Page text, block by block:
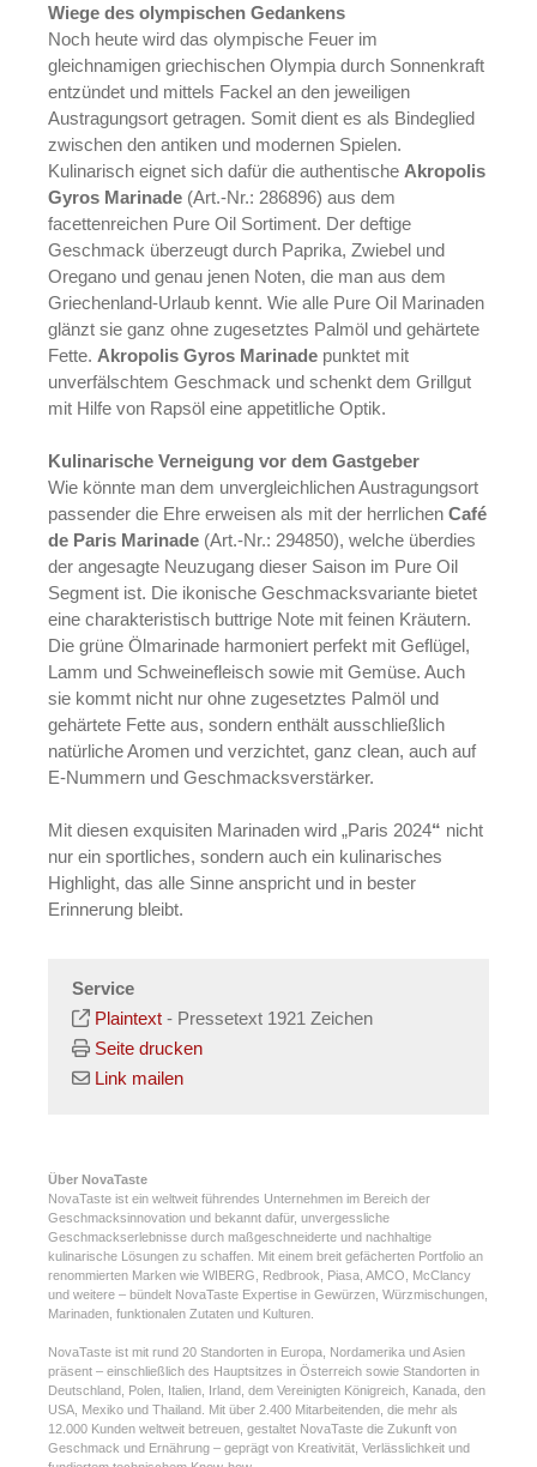
Wiege des olympischen Gedankens
Noch heute wird das olympische Feuer im
gleichnamigen griechischen Olympia durch Sonnenkraft
entzündet und mittels Fackel an den jeweiligen
Austragungsort getragen. Somit dient es als Bindeglied
zwischen den antiken und modernen Spielen.
Kulinarisch eignet sich dafür die authentische Akropolis
Gyros Marinade (Art.-Nr.: 286896) aus dem
facettenreichen Pure Oil Sortiment. Der deftige
Geschmack überzeugt durch Paprika, Zwiebel und
Oregano und genau jenen Noten, die man aus dem
Griechenland-Urlaub kennt. Wie alle Pure Oil Marinaden
glänzt sie ganz ohne zugesetztes Palmöl und gehärtete
Fette. Akropolis Gyros Marinade punktet mit
unverfälschtem Geschmack und schenkt dem Grillgut
mit Hilfe von Rapsöl eine appetitliche Optik.
Kulinarische Verneigung vor dem Gastgeber
Wie könnte man dem unvergleichlichen Austragungsort
passender die Ehre erweisen als mit der herrlichen Café
de Paris Marinade (Art.-Nr.: 294850), welche überdies
der angesagte Neuzugang dieser Saison im Pure Oil
Segment ist. Die ikonische Geschmacksvariante bietet
eine charakteristisch buttrige Note mit feinen Kräutern.
Die grüne Ölmarinade harmoniert perfekt mit Geflügel,
Lamm und Schweinefleisch sowie mit Gemüse. Auch
sie kommt nicht nur ohne zugesetztes Palmöl und
gehärtete Fette aus, sondern enthält ausschließlich
natürliche Aromen und verzichtet, ganz clean, auch auf
E-Nummern und Geschmacksverstärker.
Mit diesen exquisiten Marinaden wird „Paris 2024“ nicht
nur ein sportliches, sondern auch ein kulinarisches
Highlight, das alle Sinne anspricht und in bester
Erinnerung bleibt.
Service
Plaintext - Pressetext 1921 Zeichen
Seite drucken
Link mailen
Über NovaTaste
NovaTaste ist ein weltweit führendes Unternehmen im Bereich der
Geschmacksinnovation und bekannt dafür, unvergessliche
Geschmackserlebnisse durch maßgeschneiderte und nachhaltige
kulinarische Lösungen zu schaffen. Mit einem breit gefächerten Portfolio an
renommierten Marken wie WIBERG, Redbrook, Piasa, AMCO, McClancy
und weitere – bündelt NovaTaste Expertise in Gewürzen, Würzmischungen,
Marinaden, funktionalen Zutaten und Kulturen.
NovaTaste ist mit rund 20 Standorten in Europa, Nordamerika und Asien
präsent – einschließlich des Hauptsitzes in Österreich sowie Standorten in
Deutschland, Polen, Italien, Irland, dem Vereinigten Königreich, Kanada, den
USA, Mexiko und Thailand. Mit über 2.400 Mitarbeitenden, die mehr als
12.000 Kunden weltweit betreuen, gestaltet NovaTaste die Zukunft von
Geschmack und Ernährung – geprägt von Kreativität, Verlässlichkeit und